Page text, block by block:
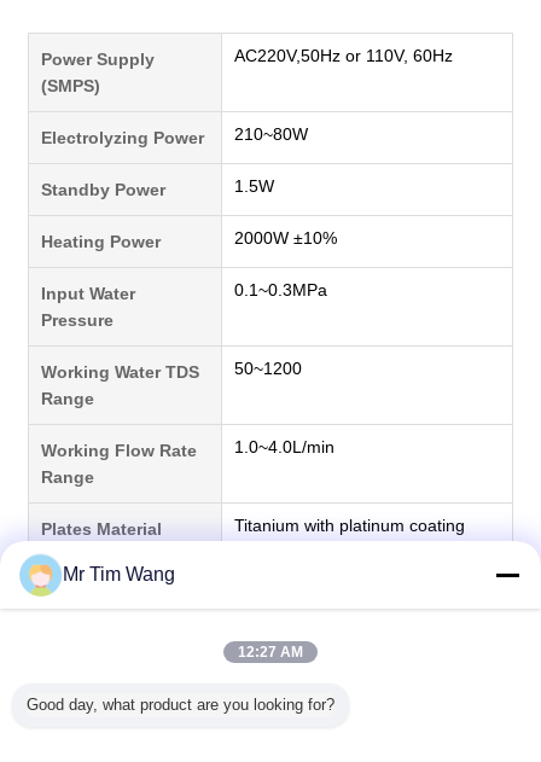
Power Supply
(SMPS)
AC220V,50Hz or 110V, 60Hz
Electrolyzing Power 210~80W
Standby Power 1.5W
Heating Power 2000W ±10%
Input Water
Pressure
0.1~0.3MPa
Working Water TDS
Range
50~1200
Working Flow Rate
Range
1.0~4.0L/min
Plates Material Titanium with platinum coating
Plate Size
Electrolyzing Ability
Mr Tim Wang
12:27 AM
Good day, what product are you looking for?